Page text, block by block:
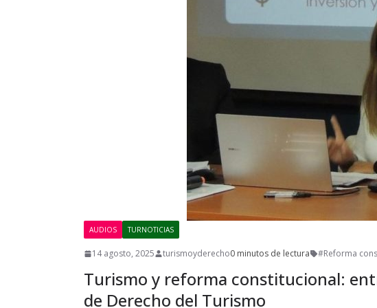
AUDIOS TURNOTICIAS
14 agosto, 2025 turismoyderecho0 minutos de lectura #Reforma
Turismo y reforma constitucional:
de Derecho del Turismo